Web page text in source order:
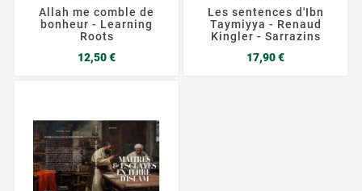
Allah me comble de
bonheur - Learning
Roots
12,50 €Prix
Les sentences d'Ibn
Taymiyya - Renaud
Kingler - Sarrazins
17,90 €Prix